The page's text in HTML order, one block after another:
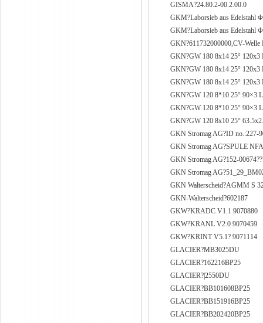
GISMA?24.80.2-00.2.00.0
GKM?Laborsieb aus Edelstahl
GKM?Laborsieb aus Edelstahl
GKN?611732000000,CV-
GKN?GW 180 8x14 25° 120x3
GKN?GW 180 8x14 25° 120x3
GKN?GW 180 8x14 25° 120x3
GKN?GW 120 8*10 25° 90×3
GKN?GW 120 8*10 25° 90×3
GKN?GW 120 8x10 25°
GKN Stromag AG?ID no.:227-
GKN Stromag AG?SPULE
GKN Stromag AG?152-
GKN Stromag
GKN Walterscheid?AGMM S
GKN-Walterscheid?602187
GKW?KRADC V1.1 9070880
GKW?KRANL V2.0 9070459
GKW?KRINT V5.1? 9071114
GLACIER?MB3025DU
GLACIER?162216BP25
GLACIER?|2550DU
GLACIER?BB101608BP25
GLACIER?BB151916BP25
GLACIER?BB202420BP25